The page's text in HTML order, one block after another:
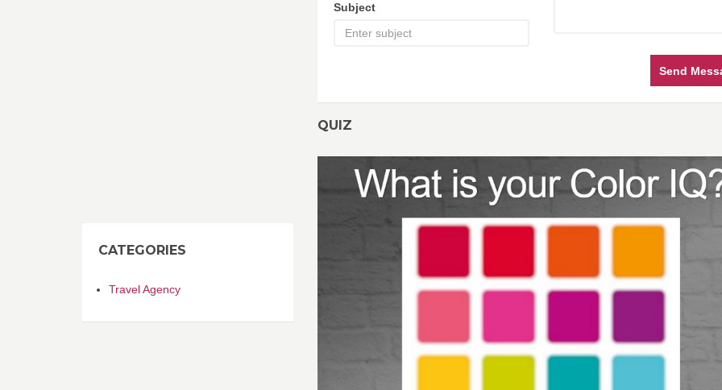
Subject
Send
QUIZ
CATEGORIES
Travel Agency